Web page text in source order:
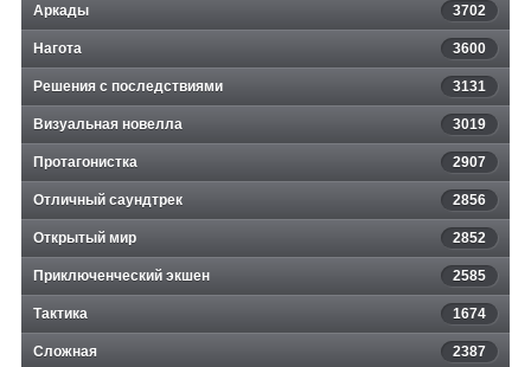
Аркады 3702
Нагота 3600
Решения с последствиями 3131
Визуальная новелла 3019
Протагонистка 2907
Отличный саундтрек 2856
Открытый мир 2852
Приключенческий экшен 2585
Тактика 1674
Сложная 2387